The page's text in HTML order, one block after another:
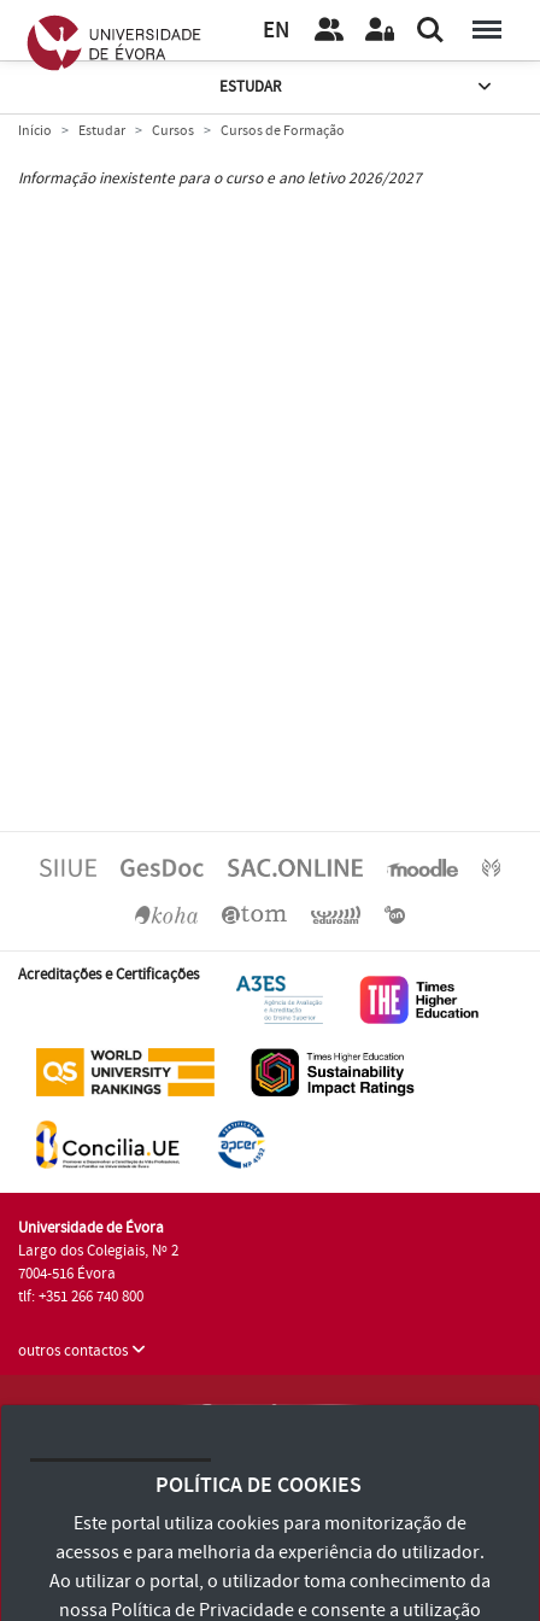
EN
ESTUDAR
Início Estudar Cursos Cursos de Formação
Informação inexistente para o curso e ano letivo 2026/2027
Acreditações e Certificações
Universidade de Évora
Largo dos Colegiais, Nº 2
7004-516 Évora
tlf: +351 266 740 800
outros contactos
Consulte os Termos e Condições e Política de Privacidade
Declaração de Acessibilidade
POLÍTICA DE COOKIES
Este portal utiliza cookies para monitorização de
acessos e para melhoria da experiência do utilizador.
Ao utilizar o portal, o utilizador toma conhecimento da
nossa Política de Privacidadee consente a utilização